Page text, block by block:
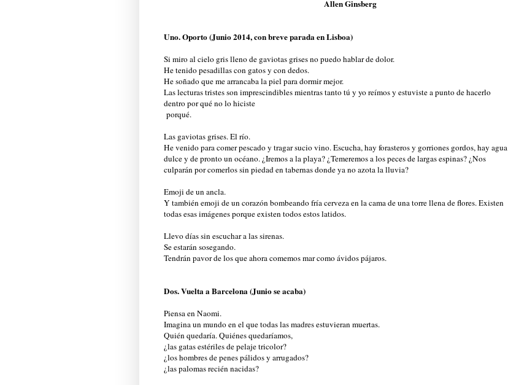
Allen Ginsberg
Uno. Oporto (Junio 2014, con breve parada en Lisboa)
Si miro al cielo gris lleno de gaviotas grises no puedo hablar de dolor.
He tenido pesadillas con gatos y con dedos.
He soñado que me arrancaba la piel para dormir mejor.
Las lecturas tristes son imprescindibles mientras tanto tú y yo reímos y estuviste a punto de hacerlo
dentro por qué no lo hiciste
porqué.
Las gaviotas grises. El río.
He venido para comer pescado y tragar sucio vino. Escucha, hay forasteros y gorriones gordos, hay agua
dulce y de pronto un océano. ¿Iremos a la playa? ¿Temeremos a los peces de largas espinas? ¿Nos
culparán por comerlos sin piedad en tabernas donde ya no azota la lluvia?
Emoji de un ancla.
Y también emoji de un corazón bombeando fría cerveza en la cama de una torre llena de flores. Existen
todas esas imágenes porque existen todos estos latidos.
Llevo días sin escuchar a las sirenas.
Se estarán sosegando.
Tendrán pavor de los que ahora comemos mar como ávidos pájaros.
Dos. Vuelta a Barcelona (Junio se acaba)
Piensa en Naomi.
Imagina un mundo en el que todas las madres estuvieran muertas.
Quién quedaría. Quiénes quedaríamos,
¿las gatas estériles de pelaje tricolor?
¿los hombres de penes pálidos y arrugados?
¿las palomas recién nacidas?